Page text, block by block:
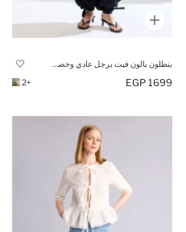
1699 EGP
+2